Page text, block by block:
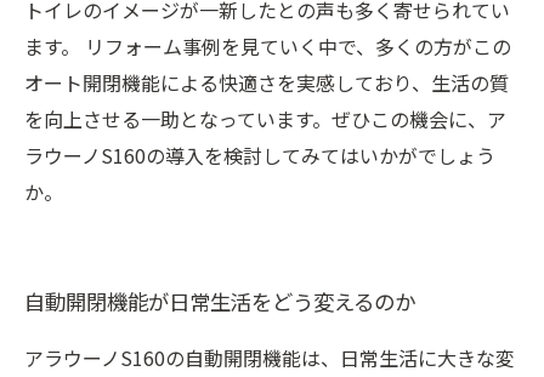
トイレのイメージが一新したとの声も多く寄せられてい
ます。 リフォーム事例を見ていく中で、多くの方がこの
オート開閉機能による快適さを実感しており、生活の質
を向上させる一助となっています。ぜひこの機会に、ア
ラウーノS160の導入を検討してみてはいかがでしょう
か。
自動開閉機能が日常生活をどう変えるのか
アラウーノS160の自動開閉機能は、日常生活に大きな変